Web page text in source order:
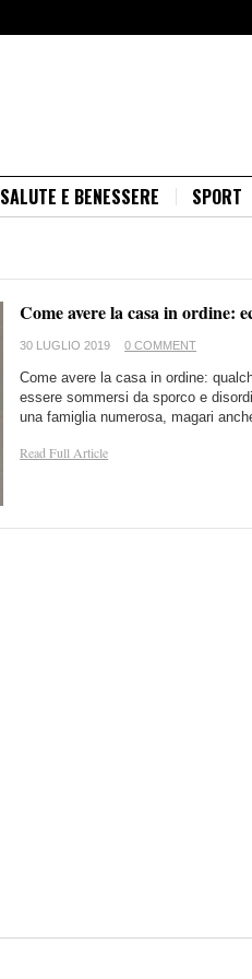
SALUTE E BENESSERE SPORT
Come avere la casa in ordine:
30 LUGLIO 2019 0 COMMENT
Come avere la casa in ordine:
essere sommersi da sporco e
una famiglia numerosa, magari
Read Full Article